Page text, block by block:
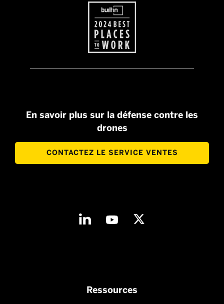
En savoir plus sur la défense contre les
drones
CONTACTEZ LE SERVICE VENTES
Ressources